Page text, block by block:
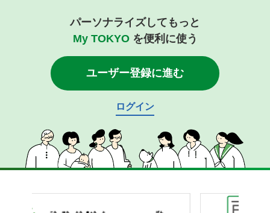
パーソナライズしてもっと
My TOKYOを便利に使う
ユーザー登録に進む
ログイン